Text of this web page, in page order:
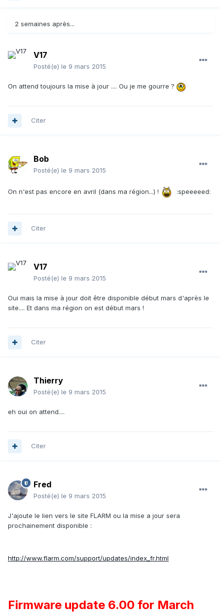
2 semaines après...
V17
Posté(e) le 9 mars 2015
On attend toujours la mise à jour .... Ou je me gourre ?
Citer
Bob
Posté(e) le 9 mars 2015
On n'est pas encore en avril (dans ma région...) ! :speeeeed:
Citer
V17
Posté(e) le 9 mars 2015
Oui mais la mise à jour doit être disponible début mars d'après le
site.... Et dans ma région on est début mars !
Citer
Thierry
Posté(e) le 9 mars 2015
eh oui on attend....
Citer
Fred
Posté(e) le 9 mars 2015
J'ajoute le lien vers le site FLARM ou la mise a jour sera
prochainement disponible :
http://www.flarm.com/support/updates/index_fr.html
Firmware update 6.00 for March